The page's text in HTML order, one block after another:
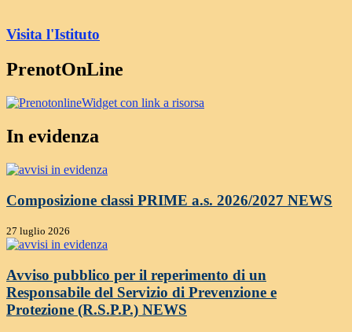
Visita l'Istituto
PrenotOnLine
Widget con link a risorsa
In evidenza
Composizione classi PRIME a.s. 2026/2027 NEWS
27 luglio 2026
Avviso pubblico per il reperimento di un
Responsabile del Servizio di Prevenzione e
Protezione (R.S.P.P.) NEWS